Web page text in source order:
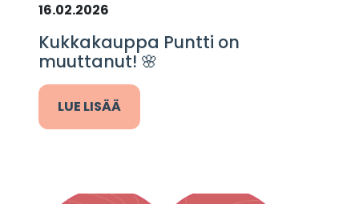
16.02.2026
Kukkakauppa Puntti on
muuttanut! 🌸
LUE LISÄÄ